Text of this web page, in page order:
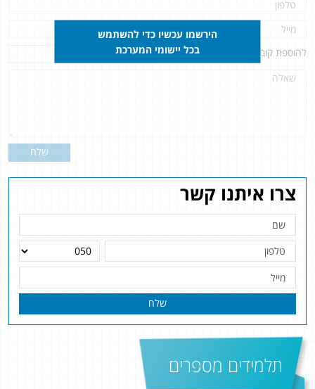
צרו איתנו קשר
שלח
תלמידים מספרים
להוספת קובץ
שלח
הירשמו עכשיו כדי להשתמש
בכל יישומי המערכת